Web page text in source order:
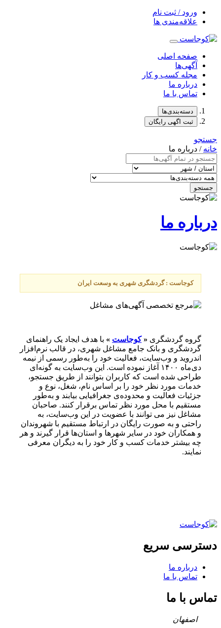
ورود / ثبت نام
علاقه‌مندی ها
صفحه اصلی
آگهی‌ها
مجله کسب و کار
درباره ما
تماس با ما
دسته‌بندی‌ها
ثبت اگهی رایگان
جستجو
خانه / درباره ما
جستجو
درباره ما
کوجاست : گردشگری شهری به وسعت ایران
گروه گردشگری «کوجاست » با هدف ایجاد یک راهنمای
گردشگری و بانک جامع مشاغل شهری، در قالب نرم‌افزار
اندروید و وب‌سایت، فعالیت خود را به‌طور رسمی از نیمه
دی‌ماه ۱۴۰۰ آغاز نموده است. این وب‌سایت به گونه‌ای
طراحی شده است که کاربران بتوانند از طریق جستجو،
خدمات مورد نظر خود را بر اساس نام، شغل، نوع و
جزئیات فعالیت و محدوده‌ی جغرافیایی بیابند و به‌طور
مستقیم با محل مورد نظر تماس برقرار کنند. صاحبان
مشاغل نیز می توانند با عضویت در این وب‌سایت، به
راحتی و به صورت رایگان در ارتباط مستقیم با شهروندان
و همکاران خود در سایر شهرها و استان‌ها قرار گیرند و هر
چه بیشتر خدمات کسب و کار خود را به دیگران معرفی
نمایند.
دسترسی سریع
درباره ما
تماس با ما
تماس با ما
اصفهان